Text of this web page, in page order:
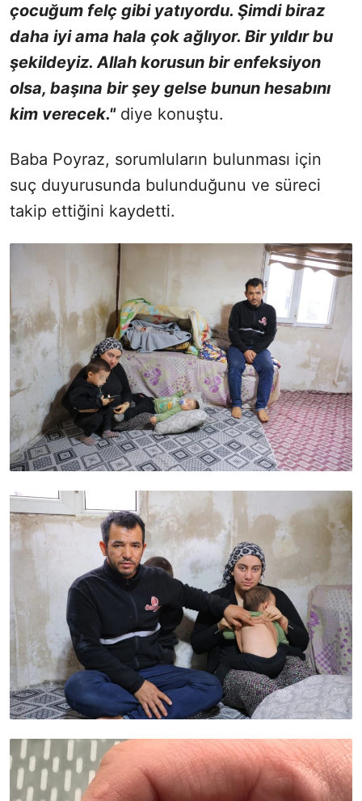
çocuğum felç gibi yatıyordu. Şimdi biraz
daha iyi ama hala çok ağlıyor. Bir yıldır bu
şekildeyiz. Allah korusun bir enfeksiyon
olsa, başına bir şey gelse bunun hesabını
kim verecek."diye konuştu.
Baba Poyraz, sorumluların bulunması için
suç duyurusunda bulunduğunu ve süreci
takip ettiğini kaydetti.